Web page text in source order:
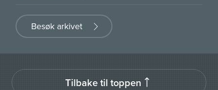
Besøk arkivet
Tilbake til toppen